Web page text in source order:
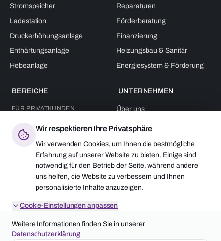
Stromspeicher
Ladestation
Druckerhöhungsanlage
Enthärtungsanlage
Hebeanlage
Reparaturen
Förderberatung
Finanzierung
Heizungsbau & Sanitär
Energiesystem & Förderung
BEREICHE
FÜR PRIVATKUNDEN
FÜR GEWERBE & KOMMUNEN
Industrie
Wohnungswirtschaft
Anlagenbau
UNTERNEHMEN
Über uns
Team
Karriere
News
VERANSTALTUNGEN
Wir respektieren Ihre Privatsphäre
Wir verwenden Cookies, um Ihnen die bestmögliche
Erfahrung auf unserer Website zu bieten. Einige sind
notwendig für den Betrieb der Seite, während andere
uns helfen, die Website zu verbessern und Ihnen
personalisierte Inhalte anzuzeigen.
Cookie-Einstellungen anpassen
Weitere Informationen finden Sie in unserer
Datenschutzerklärung